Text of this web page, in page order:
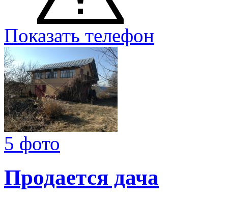
Показать телефон
5 фото
Продается дача